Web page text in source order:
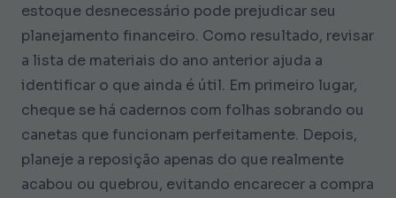
estoque desnecessário pode prejudicar seu
planejamento financeiro. Como resultado, revisar
a lista de materiais do ano anterior ajuda a
identificar o que ainda é útil. Em primeiro lugar,
cheque se há cadernos com folhas sobrando ou
canetas que funcionam perfeitamente. Depois,
planeje a reposição apenas do que realmente
acabou ou quebrou, evitando encarecer a compra